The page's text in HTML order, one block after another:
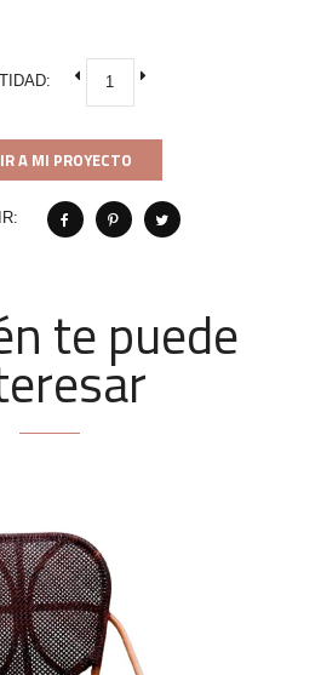
A MI PROYECTO
te puede